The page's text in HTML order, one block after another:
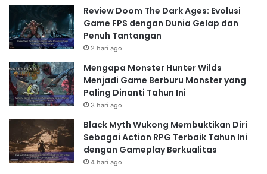
Review Doom The Dark Ages: Evolusi
Game FPS dengan Dunia Gelap dan
Penuh Tantangan
2 hari ago
Mengapa Monster Hunter Wilds
Menjadi Game Berburu Monster yang
Paling Dinanti Tahun Ini
3 hari ago
Black Myth Wukong Membuktikan Diri
Sebagai Action RPG Terbaik Tahun Ini
dengan Gameplay Berkualitas
4 hari ago